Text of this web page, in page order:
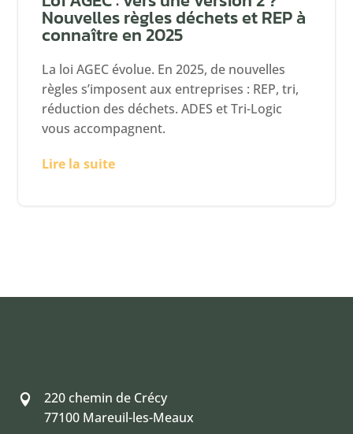
Nouvelles règles déchets et REP à
connaître en 2025
La loi AGEC évolue. En 2025, de nouvelles
règles s’imposent aux entreprises : REP, tri,
réduction des déchets. ADES et Tri-Logic
vous accompagnent.
Lire la suite

220 chemin de Crécy
77100 Mareuil-les-Meaux